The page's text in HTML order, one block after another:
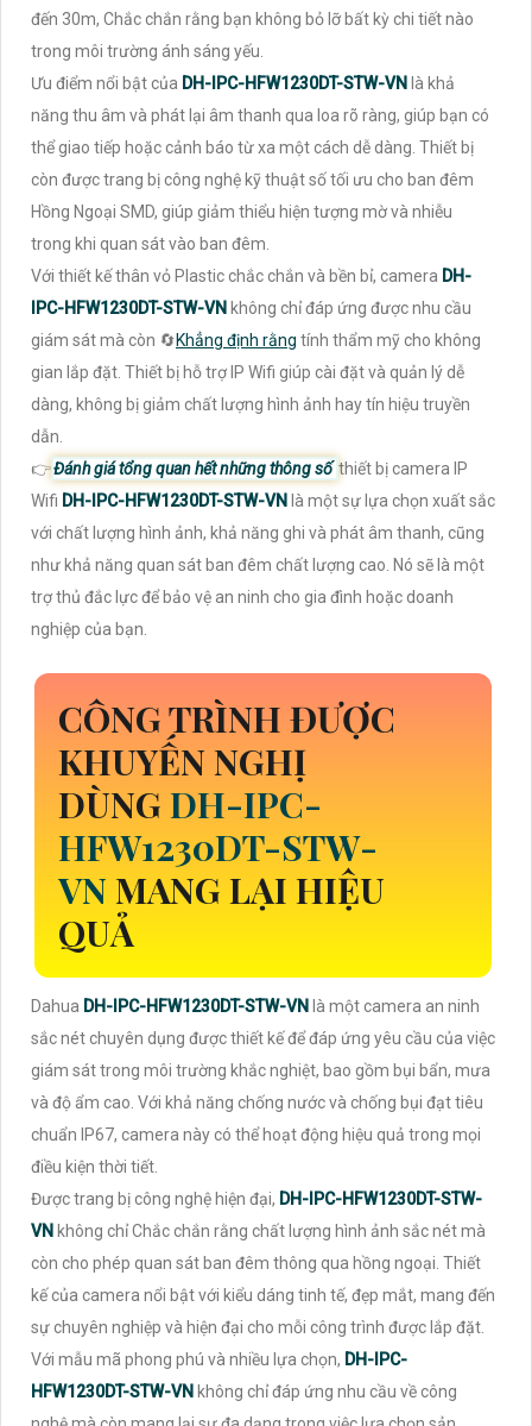
đến 30m, Chắc chắn rằng bạn không bỏ lỡ bất kỳ chi tiết nào
trong môi trường ánh sáng yếu.
Ưu điểm nổi bật của DH-IPC-HFW1230DT-STW-VN là khả
năng thu âm và phát lại âm thanh qua loa rõ ràng, giúp bạn có
thể giao tiếp hoặc cảnh báo từ xa một cách dễ dàng. Thiết bị
còn được trang bị công nghệ kỹ thuật số tối ưu cho ban đêm
Hồng Ngoại SMD, giúp giảm thiểu hiện tượng mờ và nhiễu
trong khi quan sát vào ban đêm.
Với thiết kế thân vỏ Plastic chắc chắn và bền bỉ, camera DH-
IPC-HFW1230DT-STW-VN không chỉ đáp ứng được nhu cầu
giám sát mà còn 🔄Khẳng định rằng tính thẩm mỹ cho không
gian lắp đặt. Thiết bị hỗ trợ IP Wifi giúp cài đặt và quản lý dễ
dàng, không bị giảm chất lượng hình ảnh hay tín hiệu truyền
dẫn.
👉Đánh giá tổng quan hết những thông số thiết bị camera IP
Wifi DH-IPC-HFW1230DT-STW-VN là một sự lựa chọn xuất sắc
với chất lượng hình ảnh, khả năng ghi và phát âm thanh, cũng
như khả năng quan sát ban đêm chất lượng cao. Nó sẽ là một
trợ thủ đắc lực để bảo vệ an ninh cho gia đình hoặc doanh
nghiệp của bạn.
CÔNG TRÌNH ĐƯỢC
KHUYẾN NGHỊ
DÙNG DH-IPC-
HFW1230DT-STW-
VNMANG LẠI HIỆU
QUẢ
Dahua DH-IPC-HFW1230DT-STW-VN là một camera an ninh
sắc nét chuyên dụng được thiết kế để đáp ứng yêu cầu của việc
giám sát trong môi trường khắc nghiệt, bao gồm bụi bẩn, mưa
và độ ẩm cao. Với khả năng chống nước và chống bụi đạt tiêu
chuẩn IP67, camera này có thể hoạt động hiệu quả trong mọi
điều kiện thời tiết.
Được trang bị công nghệ hiện đại, DH-IPC-HFW1230DT-STW-
VN không chỉ Chắc chắn rằng chất lượng hình ảnh sắc nét mà
còn cho phép quan sát ban đêm thông qua hồng ngoại. Thiết
kế của camera nổi bật với kiểu dáng tinh tế, đẹp mắt, mang đến
sự chuyên nghiệp và hiện đại cho mỗi công trình được lắp đặt.
Với mẫu mã phong phú và nhiều lựa chọn, DH-IPC-
HFW1230DT-STW-VN không chỉ đáp ứng nhu cầu về công